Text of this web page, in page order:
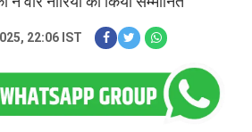
22:06 IST